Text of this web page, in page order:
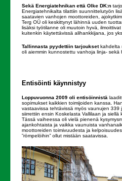
Sekä Energiatehnikan että Olke DK:n
Energiatehnikalta tilattiin suunnittelutyön
saatavien vanhojen moottoreiden,
Terg OÜ oli keskittynyt lähinnä uuden
lisäksi työtilanne oli muutoin hyvä,
kuitenkin käytettävissä alihankkijana, jos
Tallinnasta pyydettiin tarjouksetkahdelta
oli aiemmin kunnostettu vanhoja linja- sekä
Entisöinti käynnistyy
Loppuvuonna 2009 oli entisöinnistä
sopimukset kaikkien toimijoiden kanssa.
vastaavissa tehtävissä myös vaunujen
siirrettiin ensin Koskelasta Vallilaan ja
Tässä vaiheessa oli vielä pienenä
ajankohtaista ja vaikka vaunuista
moottoreiden toimivuudesta ja
”römpelöihin” ollut mistään saatavissa.